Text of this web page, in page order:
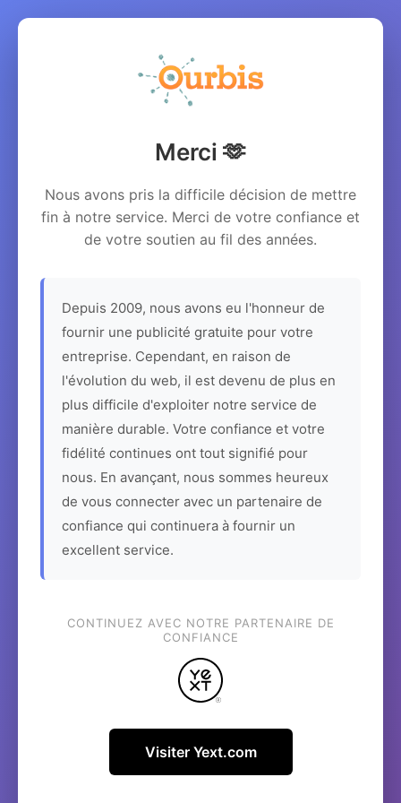
Merci 🫶
Nous avons pris la difficile décision de mettre
fin à notre service. Merci de votre confiance et
de votre soutien au fil des années.
Depuis 2009, nous avons eu l'honneur de
fournir une publicité gratuite pour votre
entreprise. Cependant, en raison de
l'évolution du web, il est devenu de plus en
plus difficile d'exploiter notre service de
manière durable. Votre confiance et votre
fidélité continues ont tout signifié pour
nous. En avançant, nous sommes heureux
de vous connecter avec un partenaire de
confiance qui continuera à fournir un
excellent service.
CONTINUEZ AVEC NOTRE PARTENAIRE DE
CONFIANCE
Visiter Yext.com